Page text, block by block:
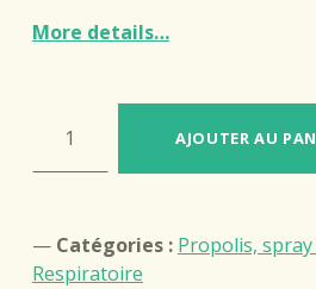
More details…
AJOUTER AU
Catégories : Propolis,
Respiratoire